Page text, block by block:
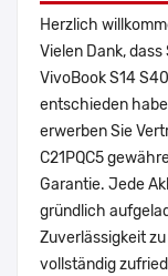
Herzlich
Vielen Dank,
VivoBook S14
entschieden
erwerben Sie
C21PQC5
Garantie. Jede
gründlich
Zuverlässigkeit
vollständig